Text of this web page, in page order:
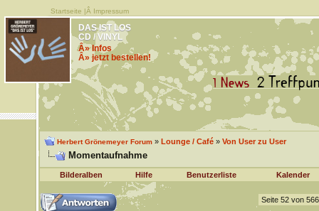
Startseite |Â Impressum
DAS IST LOS
CD / VINYL
Â» Infos
Â» jetzt bestellen!
Herbert Grönemeyer Forum» Lounge / Café» Von User zu User
Momentaufnahme
Bilderalben Hilfe Benutzerliste Kalender
Seite 52 von 566